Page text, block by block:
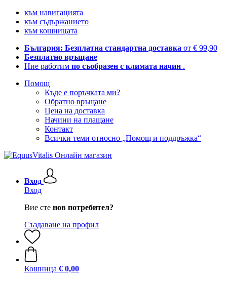
към навигацията
към съдържанието
към кошницата
България: Безплатна стандартна доставка от € 99,90
Безплатно връщане
Ние работим по съобразен с климата начин .
Помощ
Къде е поръчката ми?
Обратно връщане
Цена на доставка
Начини на плащане
Контакт
Всички теми относно „Помощ и поддръжка“
Вход
Вход
Вие сте нов потребител?
Създаване на профил
Кошница € 0,00